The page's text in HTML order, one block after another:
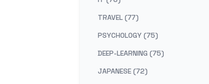
TRAVEL (77)
PSYCHOLOGY (75)
DEEP-LEARNING (75)
JAPANESE (72)